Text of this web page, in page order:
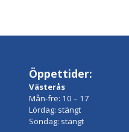
Öppettider:
Västerås
Mån-fre: 10 – 17
Lördag: stängt
Söndag: stängt